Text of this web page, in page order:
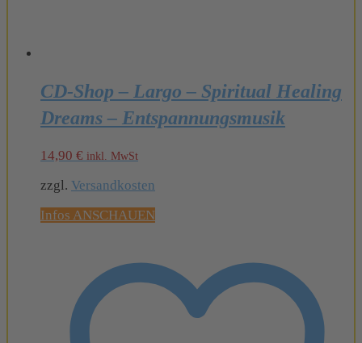
CD-Shop – Largo – Spiritual Healing
Dreams – Entspannungsmusik
14,90 € inkl. MwSt
zzgl. Versandkosten
Infos ANSCHAUEN